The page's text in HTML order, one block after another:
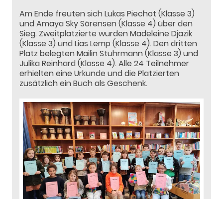
Am Ende freuten sich Lukas Piechot (Klasse 3)
und Amaya Sky Sörensen (Klasse 4) über den
Sieg. Zweitplatzierte wurden Madeleine Djazik
(Klasse 3) und Lias Lemp (Klasse 4). Den dritten
Platz belegten Mailin Stuhrmann (Klasse 3) und
Julika Reinhard (Klasse 4). Alle 24 Teilnehmer
erhielten eine Urkunde und die Platzierten
zusätzlich ein Buch als Geschenk.